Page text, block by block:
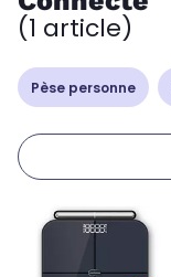
(1 article)
Pèse personne